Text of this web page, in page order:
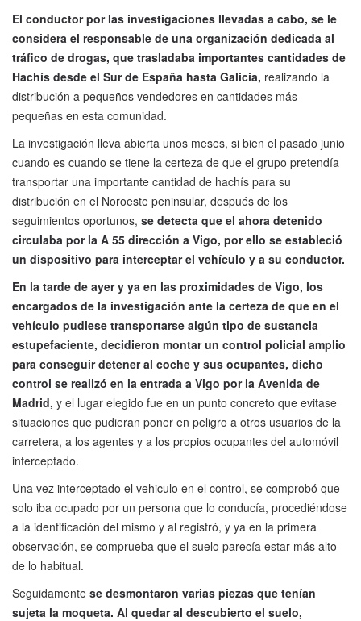
El conductor por las investigaciones llevadas a cabo, se le
considera el responsable de una organización dedicada al
tráfico de drogas, que trasladaba importantes cantidades de
Hachís desde el Sur de España hasta Galicia, realizando la
distribución a pequeños vendedores en cantidades más
pequeñas en esta comunidad.
La investigación lleva abierta unos meses, si bien el pasado junio
cuando es cuando se tiene la certeza de que el grupo pretendía
transportar una importante cantidad de hachís para su
distribución en el Noroeste peninsular, después de los
seguimientos oportunos, se detecta que el ahora detenido
circulaba por la A 55 dirección a Vigo, por ello se estableció
un dispositivo para interceptar el vehículo y a su conductor.
En la tarde de ayer y ya en las proximidades de Vigo, los
encargados de la investigación ante la certeza de que en el
vehículo pudiese transportarse algún tipo de sustancia
estupefaciente, decidieron montar un control policial amplio
para conseguir detener al coche y sus ocupantes, dicho
control se realizó en la entrada a Vigo por la Avenida de
Madrid, y el lugar elegido fue en un punto concreto que evitase
situaciones que pudieran poner en peligro a otros usuarios de la
carretera, a los agentes y a los propios ocupantes del automóvil
interceptado.
Una vez interceptado el vehiculo en el control, se comprobó que
solo iba ocupado por un persona que lo conducía, procediéndose
a la identificación del mismo y al registró, y ya en la primera
observación, se comprueba que el suelo parecía estar más alto
de lo habitual.
Seguidamente se desmontaron varias piezas que tenían
sujeta la moqueta. Al quedar al descubierto el suelo,